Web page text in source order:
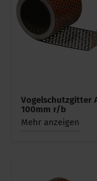
Vogelschutzgitter
100mm r/b
Mehr anzeigen